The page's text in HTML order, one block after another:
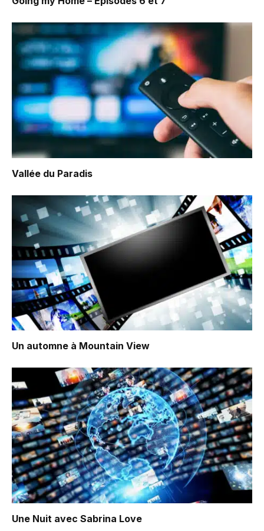
Vallée du Paradis
Un automne à Mountain View
Une Nuit avec Sabrina Love